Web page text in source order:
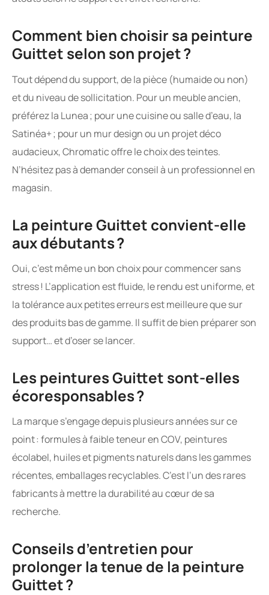
Comment bien choisir sa peinture
Guittet selon son projet ?
Tout dépend du support, de la pièce (humaide ou non)
et du niveau de sollicitation. Pour un meuble ancien,
préférez la Lunea ; pour une cuisine ou salle d’eau, la
Satinéa+ ; pour un mur design ou un projet déco
audacieux, Chromatic offre le choix des teintes.
N’hésitez pas à demander conseil à un professionnel en
magasin.
La peinture Guittet convient-elle
aux débutants ?
Oui, c’est même un bon choix pour commencer sans
stress ! L’application est fluide, le rendu est uniforme, et
la tolérance aux petites erreurs est meilleure que sur
des produits bas de gamme. Il suffit de bien préparer son
support… et d’oser se lancer.
Les peintures Guittet sont-elles
écoresponsables ?
La marque s’engage depuis plusieurs années sur ce
point : formules à faible teneur en COV, peintures
écolabel, huiles et pigments naturels dans les gammes
récentes, emballages recyclables. C’est l’un des rares
fabricants à mettre la durabilité au cœur de sa
recherche.
Conseils d’entretien pour
prolonger la tenue de la peinture
Guittet ?